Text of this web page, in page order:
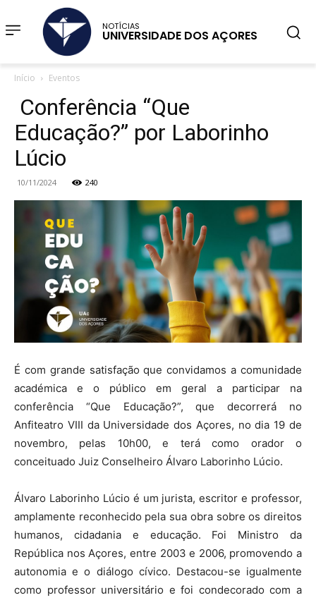
NOTÍCIAS
UNIVERSIDADE DOS AÇORES
Início Eventos
Conferência “Que
Educação?” por Laborinho
Lúcio
10/11/2024 240
É com grande satisfação que convidamos a comunidade
académica e o público em geral a participar na
conferência “Que Educação?”, que decorrerá no
Anfiteatro VIII da Universidade dos Açores, no dia 19 de
novembro, pelas 10h00, e terá como orador o
conceituado Juiz Conselheiro Álvaro Laborinho Lúcio.
Álvaro Laborinho Lúcio é um jurista, escritor e professor,
amplamente reconhecido pela sua obra sobre os direitos
humanos, cidadania e educação. Foi Ministro da
República nos Açores, entre 2003 e 2006, promovendo a
autonomia e o diálogo cívico. Destacou-se igualmente
como professor universitário e foi condecorado com a